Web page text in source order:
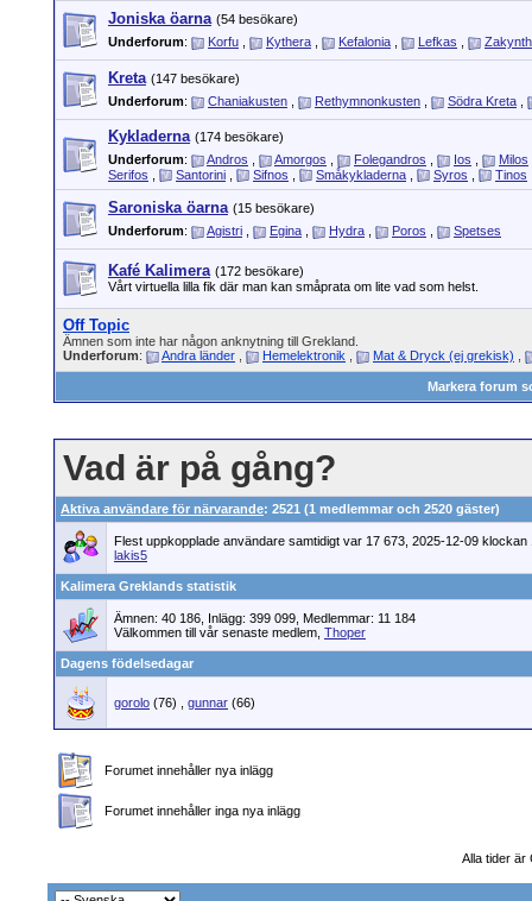
Joniska öarna (54 besökare)
Underforum: Korfu Kythera Kefalonia Lefkas
Kreta (147 besökare)
Underforum: Chaniakusten Rethymnonkusten Södra Kreta
Kykladerna (174 besökare)
Underforum: Andros Amorgos Folegandros Ios
Milos
Serifos
Santorini Sifnos Småkykladerna Syros Tinos
Saroniska öarna (15 besökare)
Underforum: Agistri Egina Hydra Poros Spetses
Kafé Kalimera (172 besökare)
Vårt virtuella lilla fik där man kan småprata om lite vad som helst.
Off Topic
Ämnen som inte har någon anknytning till Grekland.
Underforum: Andra länder Hemelektronik Mat & Dryck (ej grekisk)
Markera forum
Vad är på gång?
Aktiva användare för närvarande: 2521 (1 medlemmar och 2520 gäster)
Flest uppkopplade användare samtidigt var 17 673, 2025-12-09 klockan
lakis5
Kalimera Greklands statistik
Ämnen: 40 186, Inlägg: 399 099, Medlemmar: 11 184
Välkommen till vår senaste medlem, Thoper
Dagens födelsedagar
gorolo (76) gunnar (66)
Forumet innehåller nya inlägg
Forumet innehåller inga nya inlägg
Alla tider är